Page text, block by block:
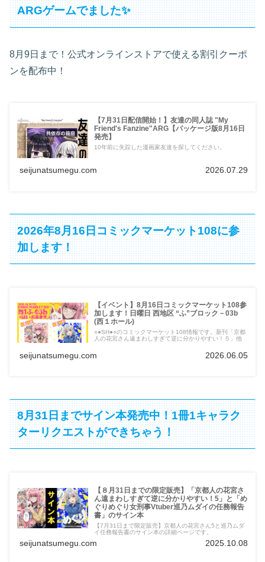
ARGゲームでました✨
8月9日まで！公式オンラインストアで使える割引クーポ
ンを配布中！
【7月31日配信開始！】友達の同人誌 "My
Friend's Fanzine"ARG【パッケージ版8月16日
発売】
10年前に失踪した漫画家友達を探してください。
seijunatsumegu.com 2026.07.29
2026年8月16日コミックマーケット108に参
加します！
【イベント】8月16日コミックマーケット108参
加します！日曜日 西地区 “ふ”ブロック－03b
(西１ホール)
○●SH●○のコミックマーケット108情報です。新刊「京都
人の花宮さん遠まわしすぎて逆に分かりやすい！５」他
seijunatsumegu.com 2026.06.05
8月31日までサイン本発売中！1冊1キャラク
ターリクエストができちゃう！
【８月31日までの限定販売】「京都人の花宮さ
ん遠まわしすぎて逆に分かりやすい！5」と「め
ぐりめぐり女刑事Vtuber巡乃ムダイの任務報告
書」のサイン本
【7月31日まで限定販売】京都人の花宮さん5と巡乃ムダ
イ任務報告書のサイン本の詳細ページです。
seijunatsumegu.com 2025.10.08